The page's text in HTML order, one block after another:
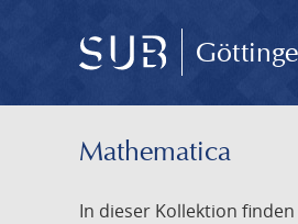
Mathematica
In dieser Kollektion